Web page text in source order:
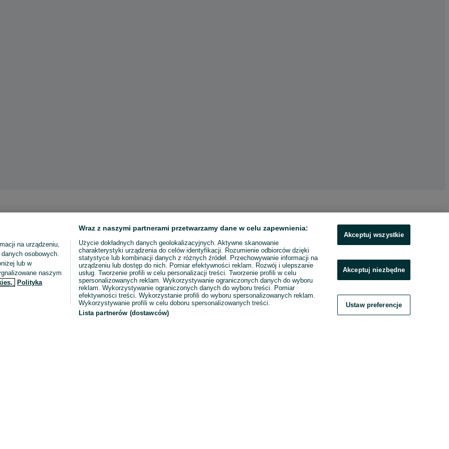
na urządzeniu,
osobowych.
lub w
naszym
Polityka
Wraz z naszymi partnerami przetwarzamy dane w celu zapewnienia:
Użycie dokładnych danych geolokalizacyjnych. Aktywne skanowanie
charakterystyki urządzenia do celów identyfikacji. Rozumienie odbiorców dzięki
statystyce lub kombinacji danych z różnych źródeł. Przechowywanie informacji na
urządzeniu lub dostęp do nich. Pomiar efektywności reklam. Rozwój i ulepszanie
usług. Tworzenie profili w celu personalizacji treści. Tworzenie profili w celu
spersonalizowanych reklam. Wykorzystywanie ograniczonych danych do wyboru
reklam. Wykorzystywanie ograniczonych danych do wyboru treści. Pomiar
efektywności treści. Wykorzystanie profili do wyboru spersonalizowanych reklam.
Wykorzystywanie profili w celu doboru spersonalizowanych treści.
Lista partnerów (dostawców)
Akceptuj wszystkie
Akceptuj niezbędne
Ustaw preferencje